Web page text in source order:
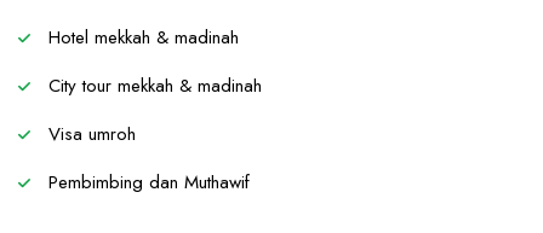
Hotel mekkah & madinah
City tour mekkah & madinah
Visa umroh
Pembimbing dan Muthawif